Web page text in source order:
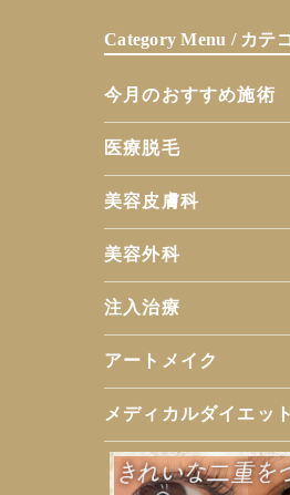
Category Menu / カテ
今月のおすすめ施術
医療脱毛
美容皮膚科
美容外科
注入治療
アートメイク
メディカルダイエット